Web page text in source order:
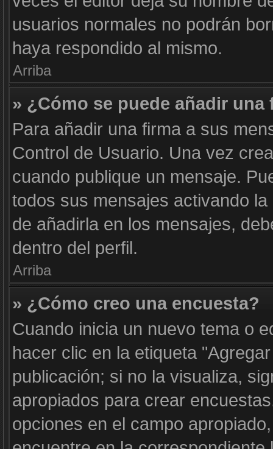
usuarios normales no podrán
haya respondido al mismo.
Arriba
» ¿Cómo se puede añadir una
Para añadir una firma a sus
Control de Usuario. Una vez
cuando publique un mensaje.
todos sus mensajes activando
de añadirla en los mensajes,
dentro del perfil.
Arriba
» ¿Cómo creo una encuesta?
Cuando inicia un nuevo tema o
hacer clic en la etiqueta
publicación; si no la visualiza,
apropiados para crear
opciones en el campo